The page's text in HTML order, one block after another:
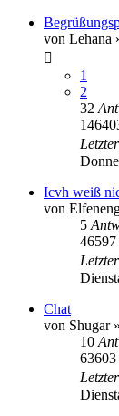
von Lehana
1
2
32
Icvh weiß
von
5
46597
Chat
von Shugar»
10
63603